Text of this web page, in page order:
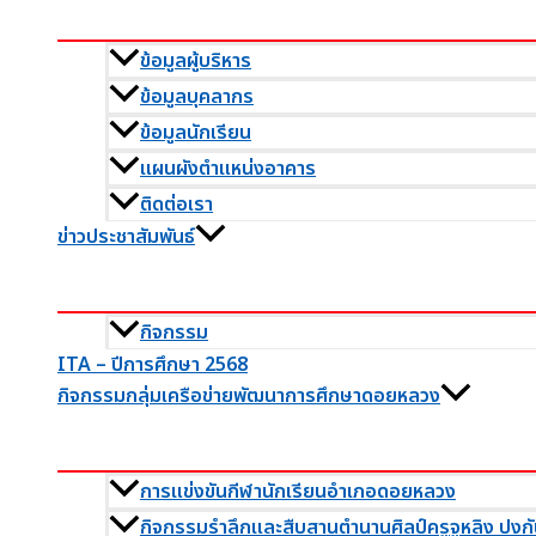
ข้อมูลผู้บริหาร
ข้อมูลบุคลากร
ข้อมูลนักเรียน
แผนผังตำแหน่งอาคาร
ติดต่อเรา
ข่าวประชาสัมพันธ์
กิจกรรม
ITA – ปีการศึกษา 2568
กิจกรรมกลุ่มเครือข่ายพัฒนาการศึกษาดอยหลวง
การแข่งขันกีฬานักเรียนอำเภอดอยหลวง
กิจกรรมรำลึกและสืบสานตำนานศิลป์ครูจูหลิง ปง